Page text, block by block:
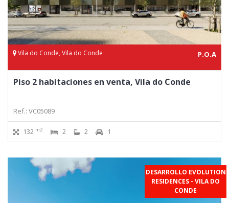
Vila do Conde, Vila do Conde P.O.A
Piso 2 habitaciones en venta, Vila do Conde
Ref.: VC05089
132 m2 2 2 1
DESARROLLO EVOLUTION
RESIDENCES - VILA DO
CONDE